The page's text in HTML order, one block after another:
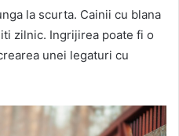
la scurta. Cainii cu blana
zilnic. Ingrijirea poate fi o
unei legaturi cu